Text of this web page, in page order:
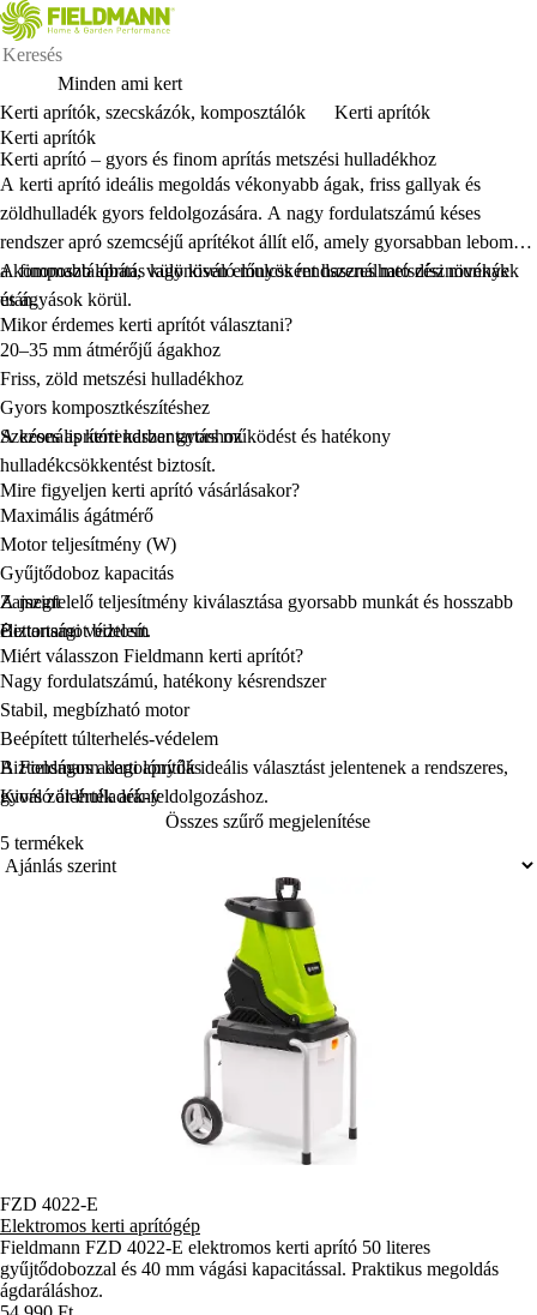
Minden ami kert
Kerti aprítók, szecskázók, komposztálók
Kerti aprítók
Kerti aprítók
Kerti aprító – gyors és finom aprítás metszési hulladékhoz
A kerti aprító ideális megoldás vékonyabb ágak, friss gallyak és
zöldhulladék gyors feldolgozására. A nagy fordulatszámú késes
rendszer apró szemcséjű aprítékot állít elő, amely gyorsabban lebomlik
a komposztálóban, vagy kiváló mulcsként használható dísznövények
és ágyások körül.
A finomabb aprítás különösen előnyös rendszeres metszési munkák
után.
Mikor érdemes kerti aprítót választani?
20–35 mm átmérőjű ágakhoz
Friss, zöld metszési hulladékhoz
Gyors komposztkészítéshez
Szezonális kerti karbantartáshoz
A késes aprítórendszer gyors működést és hatékony
hulladékcsökkentést biztosít.
Mire figyeljen kerti aprító vásárlásakor?
Maximális ágátmérő
Motor teljesítmény (W)
Gyűjtődoboz kapacitás
Zajszint
Biztonsági védelem
A megfelelő teljesítmény kiválasztása gyorsabb munkát és hosszabb
élettartamot biztosít.
Miért válasszon Fieldmann kerti aprítót?
Nagy fordulatszámú, hatékony késrendszer
Stabil, megbízható motor
Beépített túlterhelés-védelem
Biztonságos adagolónyílás
Kiváló ár-érték arány
A Fieldmann kerti aprítók ideális választást jelentenek a rendszeres,
gyors zöldhulladék-feldolgozáshoz.
Összes szűrő megjelenítése
5 termékek
FZD 4022-E
Elektromos kerti aprítógép
Fieldmann FZD 4022-E elektromos kerti aprító 50 literes
gyűjtődobozzal és 40 mm vágási kapacitással. Praktikus megoldás
ágdaráláshoz.